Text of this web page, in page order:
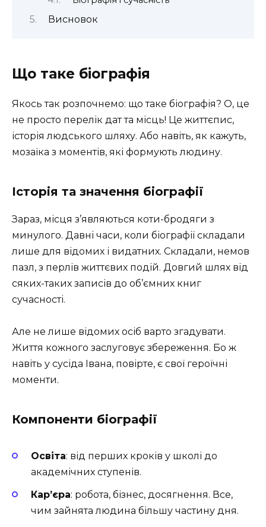
Висновок
Що таке біографія
Якось так розпочнемо: що таке біографія? О, це
не просто перелік дат та місць! Це життєпис,
історія людського шляху. Або навіть, як кажуть,
мозаїка з моментів, які формують людину.
Історія та значення біографії
Зараз, місця з’являються коти-бродяги з
минулого. Давні часи, коли біографії складали
лише для відомих і видатних. Складали, немов
пазл, з перлів життєвих подій. Довгий шлях від
сяких-таких записів до об’ємних книг
сучасності.
Але не лише відомих осіб варто згадувати.
Життя кожного заслуговує збереження. Бо ж
навіть у сусіда Івана, повірте, є свої героїчні
моменти.
Компоненти біографії
Освіта: від перших кроків у школі до
академічних ступенів.
Кар’єра: робота, бізнес, досягнення. Все,
чим зайнята людина більшу частину дня.